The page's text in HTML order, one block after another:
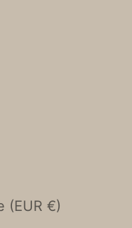
Bosnie-Herzégovine (EUR €)